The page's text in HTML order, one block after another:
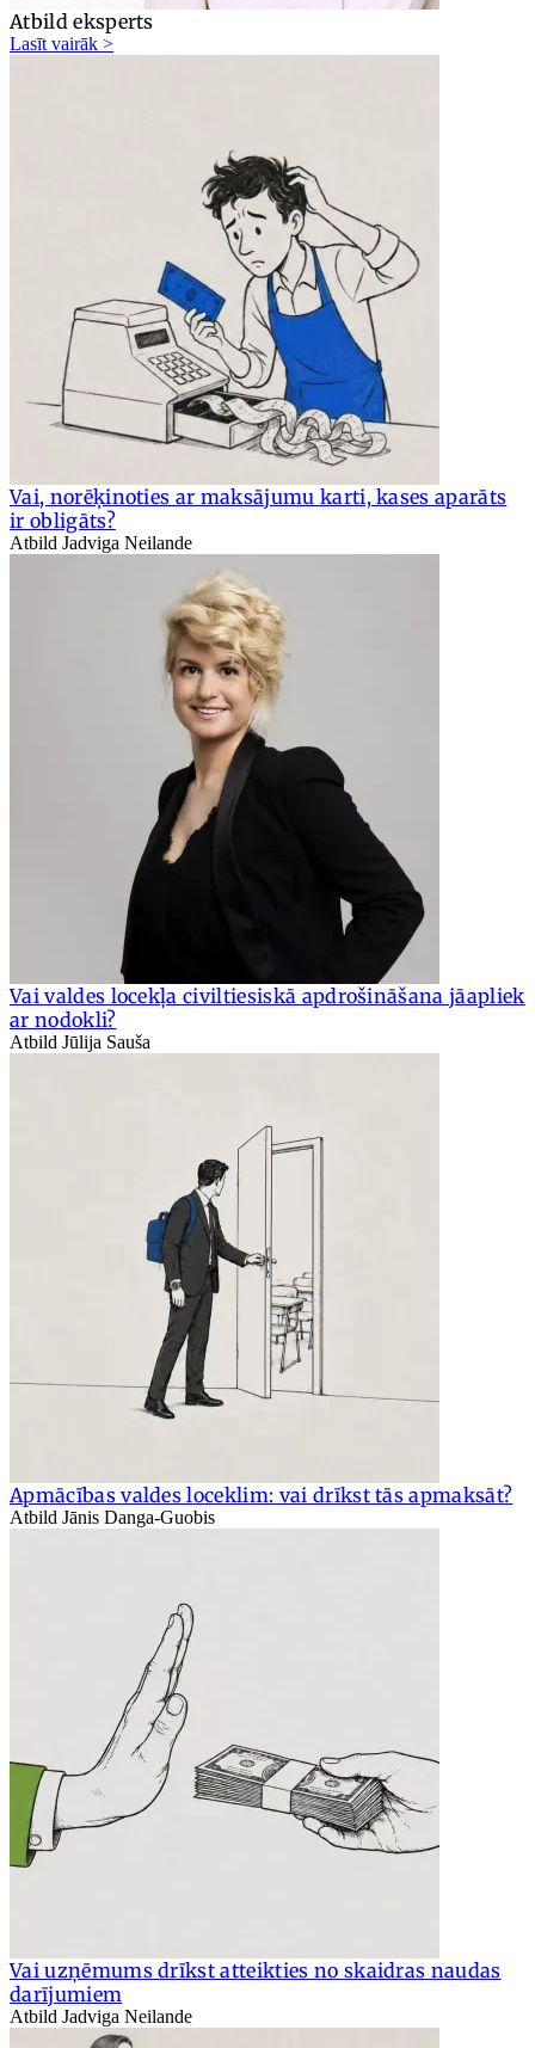
Atbild eksperts
Lasīt vairāk >
Vai, norēķinoties ar maksājumu karti, kases aparāts
ir obligāts?
Atbild Jadviga Neilande
Vai valdes locekļa civiltiesiskā apdrošināšana jāapliek
ar nodokli?
Atbild Jūlija Sauša
Apmācības valdes loceklim: vai drīkst tās apmaksāt?
Atbild Jānis Danga-Guobis
Vai uzņēmums drīkst atteikties no skaidras naudas
darījumiem
Atbild Jadviga Neilande